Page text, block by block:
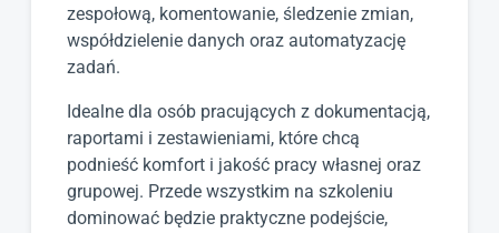
zespołową, komentowanie, śledzenie zmian,
współdzielenie danych oraz automatyzację
zadań.
Idealne dla osób pracujących z dokumentacją,
raportami i zestawieniami, które chcą
podnieść komfort i jakość pracy własnej oraz
grupowej. Przede wszystkim na szkoleniu
dominować będzie praktyczne podejście,